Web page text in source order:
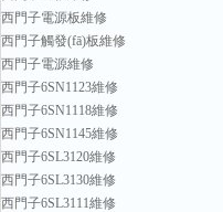
西門子電源板維修
西門子觸發(fā)板維修
西門子電源維修
西門子6SN1123維修
西門子6SN1118維修
西門子6SN1145維修
西門子6SL3120維修
西門子6SL3130維修
西門子6SL3111維修